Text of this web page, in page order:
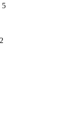
5